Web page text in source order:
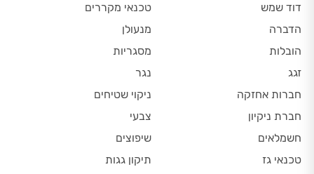
דוד שמש
הדברה
הובלות
זגג
חברות אחזקה
חברת ניקיון
חשמלאים
טכנאי גז
טכנאי מקררים
מנעולן
מסגריות
נגר
ניקוי שטיחים
צבעי
שיפוצים
תיקון גגות